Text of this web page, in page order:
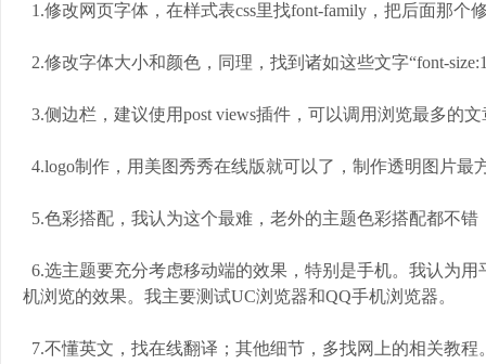
1.修改网页字体，在样式表css里找font-family，把后面那个
2.修改字体大小和颜色，同理，找到诸如这些文字“font-
3.侧边栏，建议使用post views插件，可以调用浏览最多的
4.logo制作，用美图秀秀在线版就可以了，制作透明图片
5.色彩搭配，我认为这个最难，老外的主题色彩搭配都不
6.选主题要充分考虑移动端的效果，特别是手机。我认为
机浏览的效果。我主要测试UC浏览器和QQ手机浏览器。
7.不懂英文，找在线翻译；其他细节，多找网上的相关教